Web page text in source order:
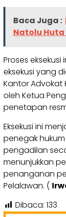
Baca Juga :
Natolu Huta
Proses
eksekusi yang
Kantor Advokat
oleh Ketua
penetapan
Eksekusi ini
penegak
pengadilan
menunjukkan
penanganan
Pelalawan. (
Dibaca: 133